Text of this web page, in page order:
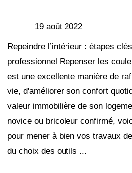
19 août 2022
Repeindre l’intérieur : étapes
professionnel Repenser les
est une excellente manière de
vie, d'améliorer son confort
valeur immobilière de son
novice ou bricoleur confirmé,
pour mener à bien vos travaux
du choix des outils ...